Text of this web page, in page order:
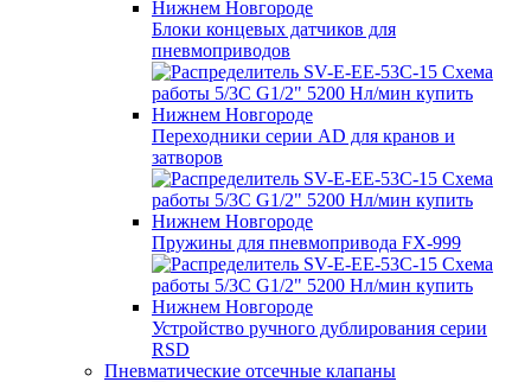
Блоки концевых датчиков для
пневмоприводов
Переходники серии AD для кранов и
затворов
Пружины для пневмопривода FX-999
Устройство ручного дублирования серии
RSD
Пневматические отсечные клапаны